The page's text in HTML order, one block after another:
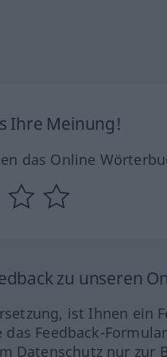
Ihre Meinung!
das Online
zu unseren
ist Ihnen ein
das Feedback-
Datenschutz nur zur